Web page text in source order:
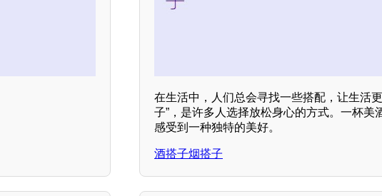
在生活中，人们总会寻找一些搭配，让生活
子”，是许多人选择放松身心的方式。一杯美
感受到一种独特的美好。
酒搭子烟搭子